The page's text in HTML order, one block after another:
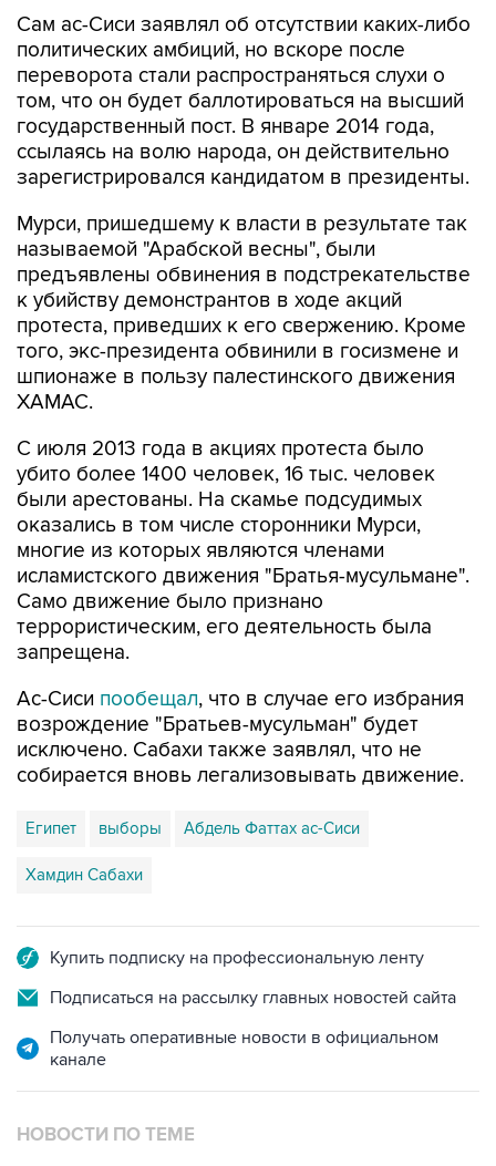
Сам ас-Сиси заявлял об отсутствии каких-либо
политических амбиций, но вскоре после
переворота стали распространяться слухи о
том, что он будет баллотироваться на высший
государственный пост. В январе 2014 года,
ссылаясь на волю народа, он действительно
зарегистрировался кандидатом в президенты.
Мурси, пришедшему к власти в результате так
называемой "Арабской весны", были
предъявлены обвинения в подстрекательстве
к убийству демонстрантов в ходе акций
протеста, приведших к его свержению. Кроме
того, экс-президента обвинили в госизмене и
шпионаже в пользу палестинского движения
ХАМАС.
С июля 2013 года в акциях протеста было
убито более 1400 человек, 16 тыс. человек
были арестованы. На скамье подсудимых
оказались в том числе сторонники Мурси,
многие из которых являются членами
исламистского движения "Братья-мусульмане".
Само движение было признано
террористическим, его деятельность была
запрещена.
Ас-Сиси пообещал, что в случае его избрания
возрождение "Братьев-мусульман" будет
исключено. Сабахи также заявлял, что не
собирается вновь легализовывать движение.
Египет выборы Абдель Фаттах ас-Сиси
Хамдин Сабахи
Купить подписку на профессиональную ленту
Подписаться на рассылку главных новостей сайта
Получать оперативные новости в официальном
канале
НОВОСТИ ПО ТЕМЕ